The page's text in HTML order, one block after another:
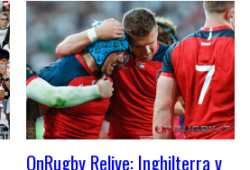
OnRugby Relive: Inghilterra v